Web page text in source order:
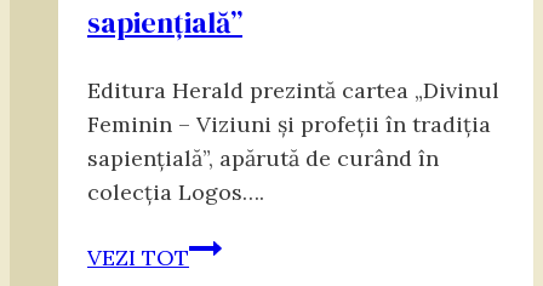
sapiențială”
Editura Herald prezintă cartea „Divinul
Feminin – Viziuni și profeții în tradiția
sapiențială”, apărută de curând în
colecția Logos….
VEZI TOTJohn